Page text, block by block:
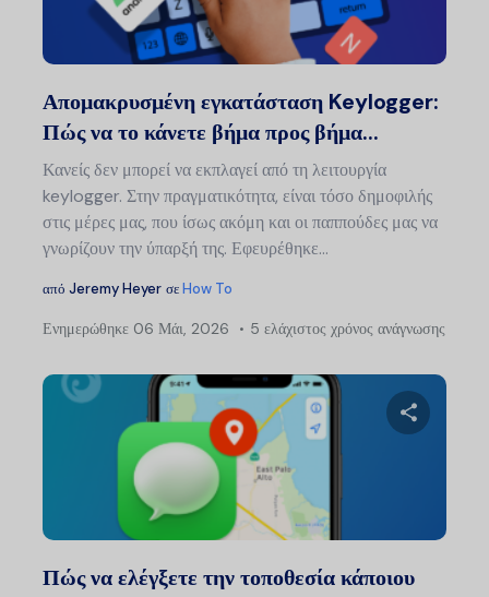
Απομακρυσμένη εγκατάσταση Keylogger:
Πώς να το κάνετε βήμα προς βήμα...
Κανείς δεν μπορεί να εκπλαγεί από τη λειτουργία
keylogger. Στην πραγματικότητα, είναι τόσο δημοφιλής
στις μέρες μας, που ίσως ακόμη και οι παππούδες μας να
γνωρίζουν την ύπαρξή της. Εφευρέθηκε...
από Jeremy Heyer σεHow To
Ενημερώθηκε 06 Μάι, 2026 5 ελάχιστος χρόνος ανάγνωσης
Πώς να ελέγξετε την τοποθεσία κάποιου